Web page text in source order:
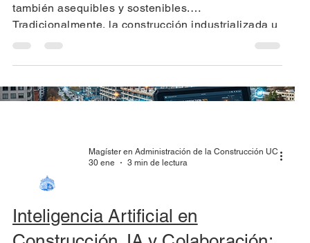
también asequibles y sostenibles.
Tradicionalmente, la construcción industrializada u
offsite (fuera del sitio) ha sido una respuesta
estructural necesario para resistir el transporte.
Magíster en Administración de la Construcción UC
30 ene
3 min de lectura
Inteligencia Artificial en